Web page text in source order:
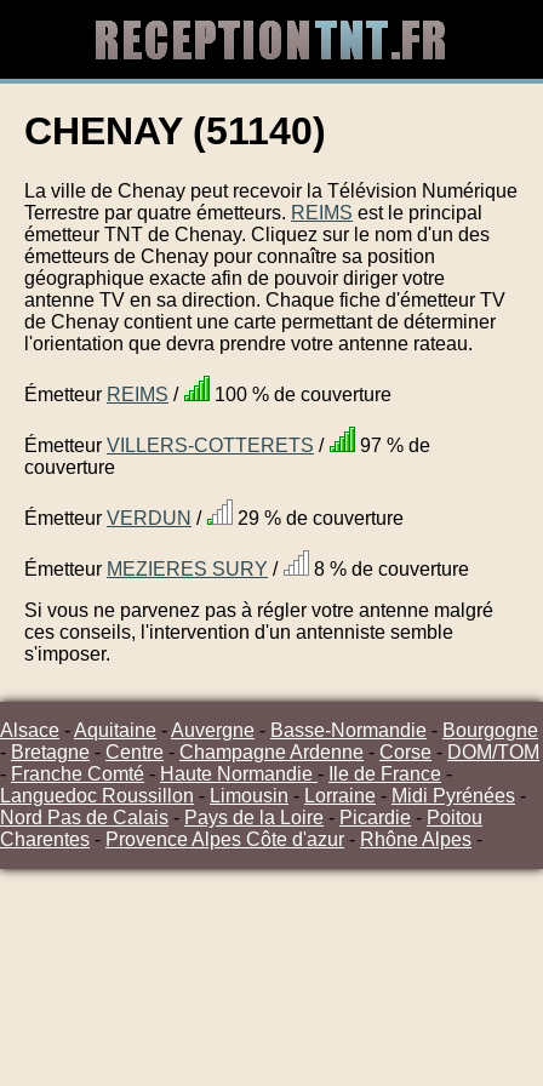
CHENAY (51140)
La ville de Chenay peut recevoir la Télévision Numérique
Terrestre par quatre émetteurs. REIMS est le principal
émetteur TNT de Chenay. Cliquez sur le nom d'un des
émetteurs de Chenay pour connaître sa position
géographique exacte afin de pouvoir diriger votre
antenne TV en sa direction. Chaque fiche d'émetteur TV
de Chenay contient une carte permettant de déterminer
l'orientation que devra prendre votre antenne rateau.
Émetteur REIMS / 100 % de couverture
Émetteur VILLERS-COTTERETS /
97 % de
couverture
Émetteur VERDUN / 29 % de couverture
Émetteur MEZIERES SURY /
8 % de couverture
Si vous ne parvenez pas à régler votre antenne malgré
ces conseils, l'intervention d'un antenniste semble
s'imposer.
Alsace -Aquitaine -Auvergne - Basse-Normandie - Bourgogne
- Bretagne - Centre - Champagne Ardenne - Corse - DOM/TOM
- Franche Comté - Haute Normandie - Ile de France -
Languedoc Roussillon - Limousin - Lorraine - Midi Pyrénées -
Nord Pas de Calais - Pays de la Loire - Picardie - Poitou
Charentes - Provence Alpes Côte d'azur - Rhône Alpes -